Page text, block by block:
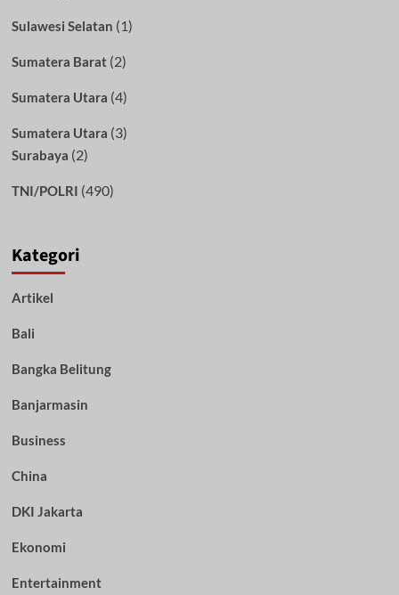
Sulawesi Selatan (1)
Sumatera Barat(2)
Sumatera Utara (4)
Sumatera Utara (3)
Surabaya (2)
TNI/POLRI (490)
Kategori
Artikel
Bali
Bangka Belitung
Banjarmasin
Business
China
DKI Jakarta
Ekonomi
Entertainment